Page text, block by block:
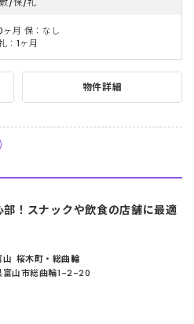
物件詳細
ヶ月 保：なし
：1ヶ月
！スナックや飲食の店舗に最適
山 桜木町・総曲輪
富山市総曲輪1-2-20